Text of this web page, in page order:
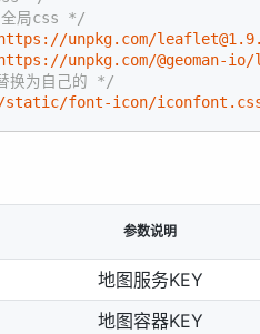
局css */
unpkg.com/
unpkg.com/@geoman-
换为自己的 */
static/font-icon/
参数说明
地图服务KEY
地图容器KEY